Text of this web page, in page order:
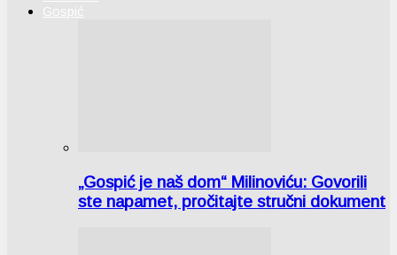
Gospić
„Gospić je naš dom“ Milinoviću: Govorili
ste napamet, pročitajte stručni dokument